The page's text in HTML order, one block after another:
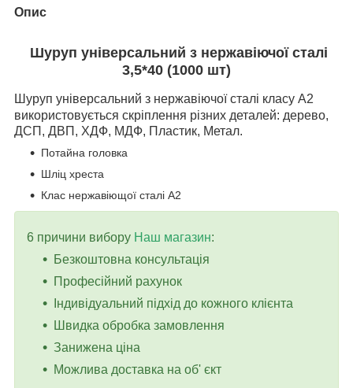
Опис
Шуруп універсальний з нержавіючої сталі
3,5*40 (1000 шт)
Шуруп універсальний з нержавіючої сталі класу А2
використовується скріплення різних деталей: дерево,
ДСП, ДВП, ХДФ, МДФ, Пластик, Метал.
Потайна головка
Шліц хреста
Клас нержавіющої сталі А2
6 причини вибору Наш магазин:
Безкоштовна консультація
Професійний рахунок
Індивідуальний підхід до кожного клієнта
Швидка обробка замовлення
Занижена ціна
Можлива доставка на об' єкт